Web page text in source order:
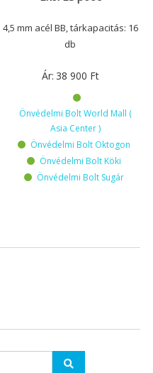
4,5 mm acél BB, tárkapacitás: 16
db
Ár: 38 900 Ft
Önvédelmi Bolt World Mall (
Asia Center )
Önvédelmi Bolt Oktogon
Önvédelmi Bolt Köki
Önvédelmi Bolt Sugár